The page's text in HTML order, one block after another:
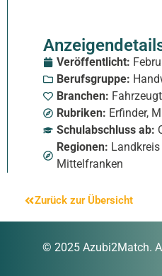
Veröffentlicht:
Berufsgruppe:
Branchen:
Rubriken: Erfinder,
Schulabschluss ab:
Regionen:
Mittelfranken
Zurück zur Übersicht
© 2025 Azubi2Match.